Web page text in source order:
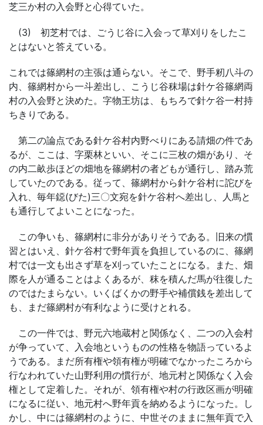
芝三か村の入会野と心得ていた。
(3) 初芝村では、ごうじ谷に入会って草刈りをしたこ
とはないと答えている。
これでは篠網村の主張は通らない。そこで、野手籾八斗の
内、篠網村から一斗差出し、こうじ谷秣場は針ケ谷篠網両
村の入会野と決めた。字物王坊は、もちろで針ケ谷一村持
ちきりである。
第二の論点である針ケ谷村内野べりにある請畑の件であ
るが、ここは、字栗林といい、そこに三枚の畑があり、そ
の内二畝歩ほどの畑地を篠網村の者どもが通行し、踏み荒
していたのである。従って、篠網村から針ケ谷村に詑びを
入れ、毎年鐚(びた)三〇文宛を針ケ谷村へ差出し、人馬と
も通行してよいことになった。
この争いも、篠網村に非分がありそうである。旧来の慣
習とはいえ、針ケ谷村で野年貢を負担しているのに、篠網
村では一文も出さず草を刈っていたことになる。また、畑
際を人が通ることはよくあるが、秣を積んだ馬が往復した
のではたまらない。いくばくかの野手や補償銭を差出して
も、まだ篠網村が有利なように受けとれる。
この一件では、野元六地蔵村と関係なく、二つの入会村
が争っていて、入会地というものの性格を物語っているよ
うである。まだ所有権や領有権が明確でなかったころから
行なわれていた山野利用の慣行が、地元村と関係なく入会
権として定着した。それが、領有権や村の行政区画が明確
になるに従い、地元村へ野年貢を納めるようになった。し
かし、中には篠網村のように、中世そのままに無年貢で入